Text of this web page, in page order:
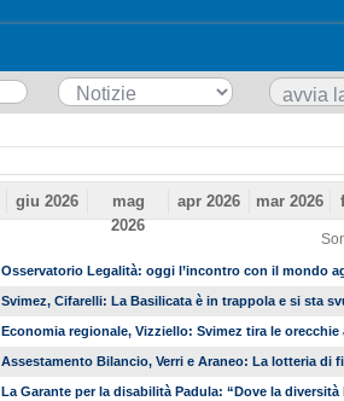
giu 2026
mag
2026
apr 2026 mar 2026
Osservatorio Legalità: oggi l’incontro con il mondo
Svimez, Cifarelli: La Basilicata è in trappola e si sta
Economia regionale, Vizziello: Svimez tira le orecchie
Assestamento Bilancio, Verri e Araneo: La lotteria di
La Garante per la disabilità Padula: “Dove la diversità